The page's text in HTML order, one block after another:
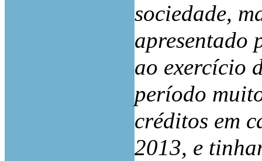
sociedade,
apresentado
ao exercício
período
créditos em
2013, e